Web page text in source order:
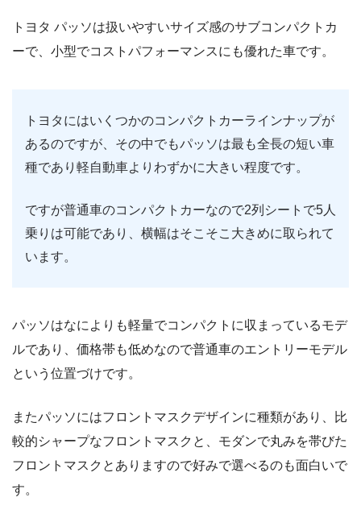
トヨタ パッソは扱いやすいサイズ感のサブコンパクトカ
ーで、小型でコストパフォーマンスにも優れた車です。
トヨタにはいくつかのコンパクトカーラインナップが
あるのですが、その中でもパッソは最も全長の短い車
種であり軽自動車よりわずかに大きい程度です。
ですが普通車のコンパクトカーなので2列シートで5人
乗りは可能であり、横幅はそこそこ大きめに取られて
います。
パッソはなによりも軽量でコンパクトに収まっているモデ
ルであり、価格帯も低めなので普通車のエントリーモデル
という位置づけです。
またパッソにはフロントマスクデザインに種類があり、比
較的シャープなフロントマスクと、モダンで丸みを帯びた
フロントマスクとありますので好みで選べるのも面白いで
す。